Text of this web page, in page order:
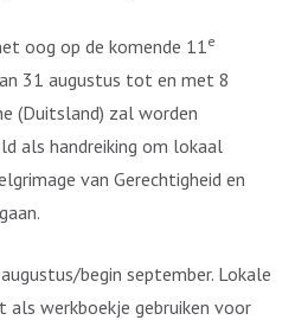
oog op de komende 11e
31 augustus tot en met 8
(Duitsland) zal worden
als handreiking om lokaal
van Gerechtigheid en
begin september. Lokale
als werkboekje gebruiken voor